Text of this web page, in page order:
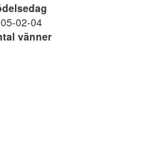
02-04
vänner